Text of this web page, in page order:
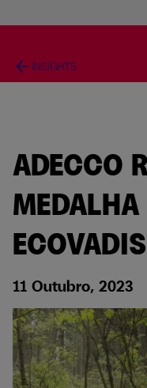
arrow_back INSIGHTS
ADECCO
ECOVADIS
11 Outubro, 2023